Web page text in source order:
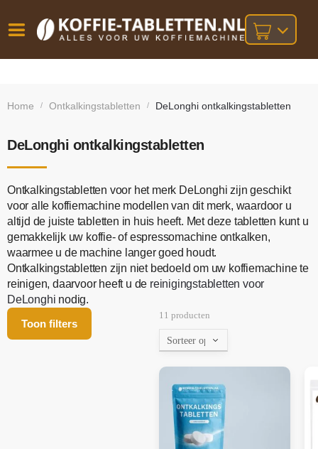
besteld,
bij orders
Home / Ontkalkingstabletten / DeLonghi ontkalkingstabletten
DeLonghi ontkalkingstabletten
Ontkalkingstabletten voor het merk DeLonghi zijn geschikt
voor alle koffiemachine modellen van dit merk, waardoor u
altijd de juiste tabletten in huis heeft. Met deze tabletten kunt u
gemakkelijk uw koffie- of espressomachine ontkalken,
waarmee u de machine langer goed houdt.
Ontkalkingstabletten zijn niet bedoeld om uw koffiemachine te
reinigen, daarvoor heeft u de reinigingstabletten voor
DeLonghi nodig.
Toon filters
11 producten